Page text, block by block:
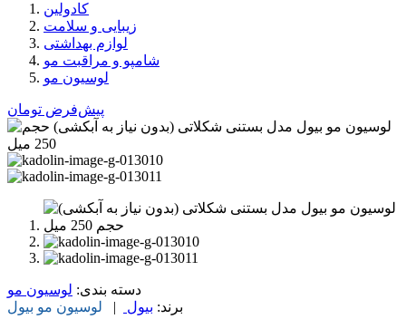
کادولین
زیبایی و سلامت
لوازم بهداشتی
شامپو و مراقبت مو
لوسیون مو
پیش‌فرض تومان
دسته بندی: لوسیون مو
برند: بیول | لوسیون مو بیول